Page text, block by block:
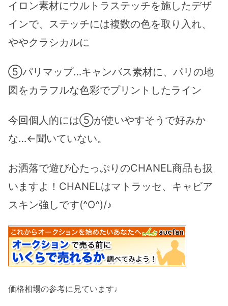
イロン素材にウルトラステッチを施したデザ
インで、ステッチには複数の色を取り入れ、
ややクラシカルに
⑤パリマップ…キャンバス素材に、パリの地
図をカラフルな色彩でプリントしたライン
今回個人的には⑤が使いやすそうで好みか
な…←聞いていない。
お洒落で遊び心たっぷりのCHANEL商品も扱
いますよ！CHANELはマトラッセ、キャビア
スキン強しです(^O^)/♪
価格相場の参考に見ています♩